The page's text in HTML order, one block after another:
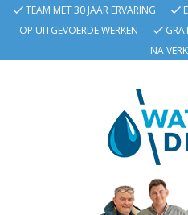
TEAM MET 30 JAAR ERVARING
OP UITGEVOERDE WERKEN
NA